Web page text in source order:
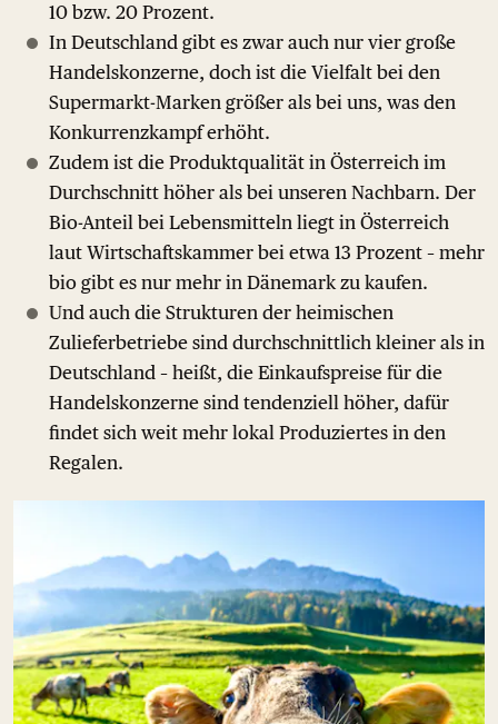
10 bzw. 20 Prozent.
In Deutschland gibt es zwar auch nur vier große
Handelskonzerne, doch ist die Vielfalt bei den
Supermarkt-Marken größer als bei uns, was den
Konkurrenzkampf erhöht.
Zudem ist die Produktqualität in Österreich im
Durchschnitt höher als bei unseren Nachbarn. Der
Bio-Anteil bei Lebensmitteln liegt in Österreich
laut Wirtschaftskammer bei etwa 13 Prozent – mehr
bio gibt es nur mehr in Dänemark zu kaufen.
Und auch die Strukturen der heimischen
Zulieferbetriebe sind durchschnittlich kleiner als in
Deutschland – heißt, die Einkaufspreise für die
Handelskonzerne sind tendenziell höher, dafür
findet sich weit mehr lokal Produziertes in den
Regalen.